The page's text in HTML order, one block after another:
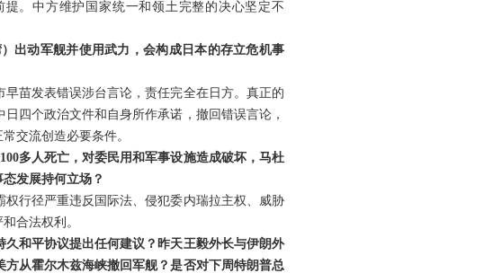
。中方维护国家统一和领土完整的决心坚定不
出动军舰并使用武力，会构成日本的存立危机事
苗发表错误涉台言论，责任完全在日方。真正的
四个政治文件和自身所作承诺，撤回错误言论，
交流创造必要条件。
多人死亡，对委民用和军事设施造成破坏，马杜
发展持何立场？
行径严重违反国际法、侵犯委内瑞拉主权、威胁
合法权利。
和平协议提出任何建议？昨天王毅外长与伊朗外
从霍尔木兹海峡撤回军舰？是否对下周特朗普总